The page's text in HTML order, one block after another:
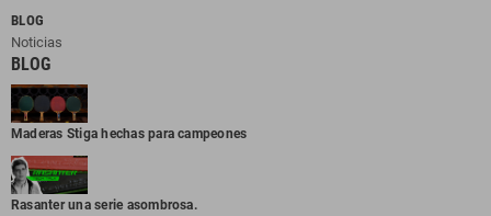
BLOG
Noticias
BLOG
Maderas Stiga hechas para campeones
Rasanter una serie asombrosa.